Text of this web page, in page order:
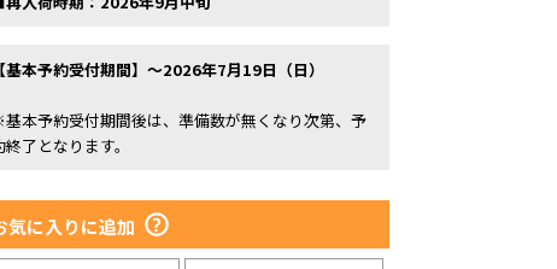
【基本予約受付期間】～2026年7月19日（日）
本予約受付期間後は、準備数が無くなり次第、予
終了となります。
気に入りに追加